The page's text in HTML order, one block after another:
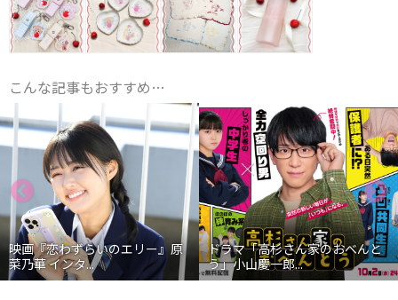
こんな記事もおすすめ…
映画『恋わずらいのエリー』原
菜乃華 インタ...
ドラマ「高杉さん家のおべんと
う」小山慶一郎...